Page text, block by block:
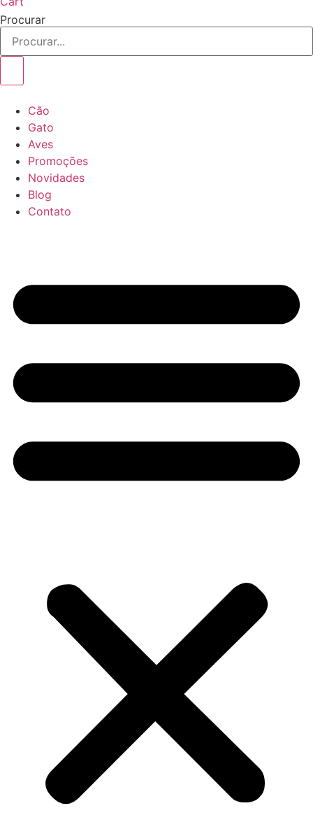
Procurar
Cão
Gato
Aves
Promoções
Novidades
Blog
Contato